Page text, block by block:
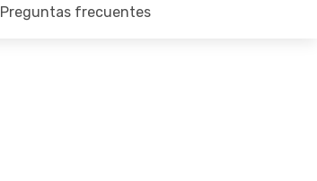
Preguntas frecuentes